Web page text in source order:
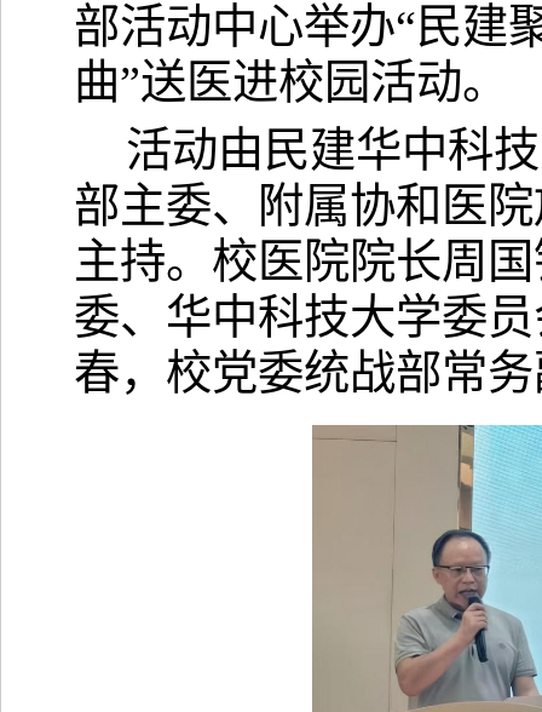
部活动中心举办“民建
曲”送医进校园活动。
活动由民建华中科
部主委、附属协和医
主持。校医院院长周
委、华中科技大学委
春，校党委统战部常